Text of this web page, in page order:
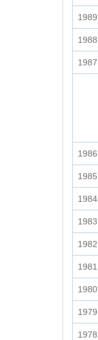
1989
1988
1987
1986
1985
1984
1983
1982
1981
1980
1979
1978